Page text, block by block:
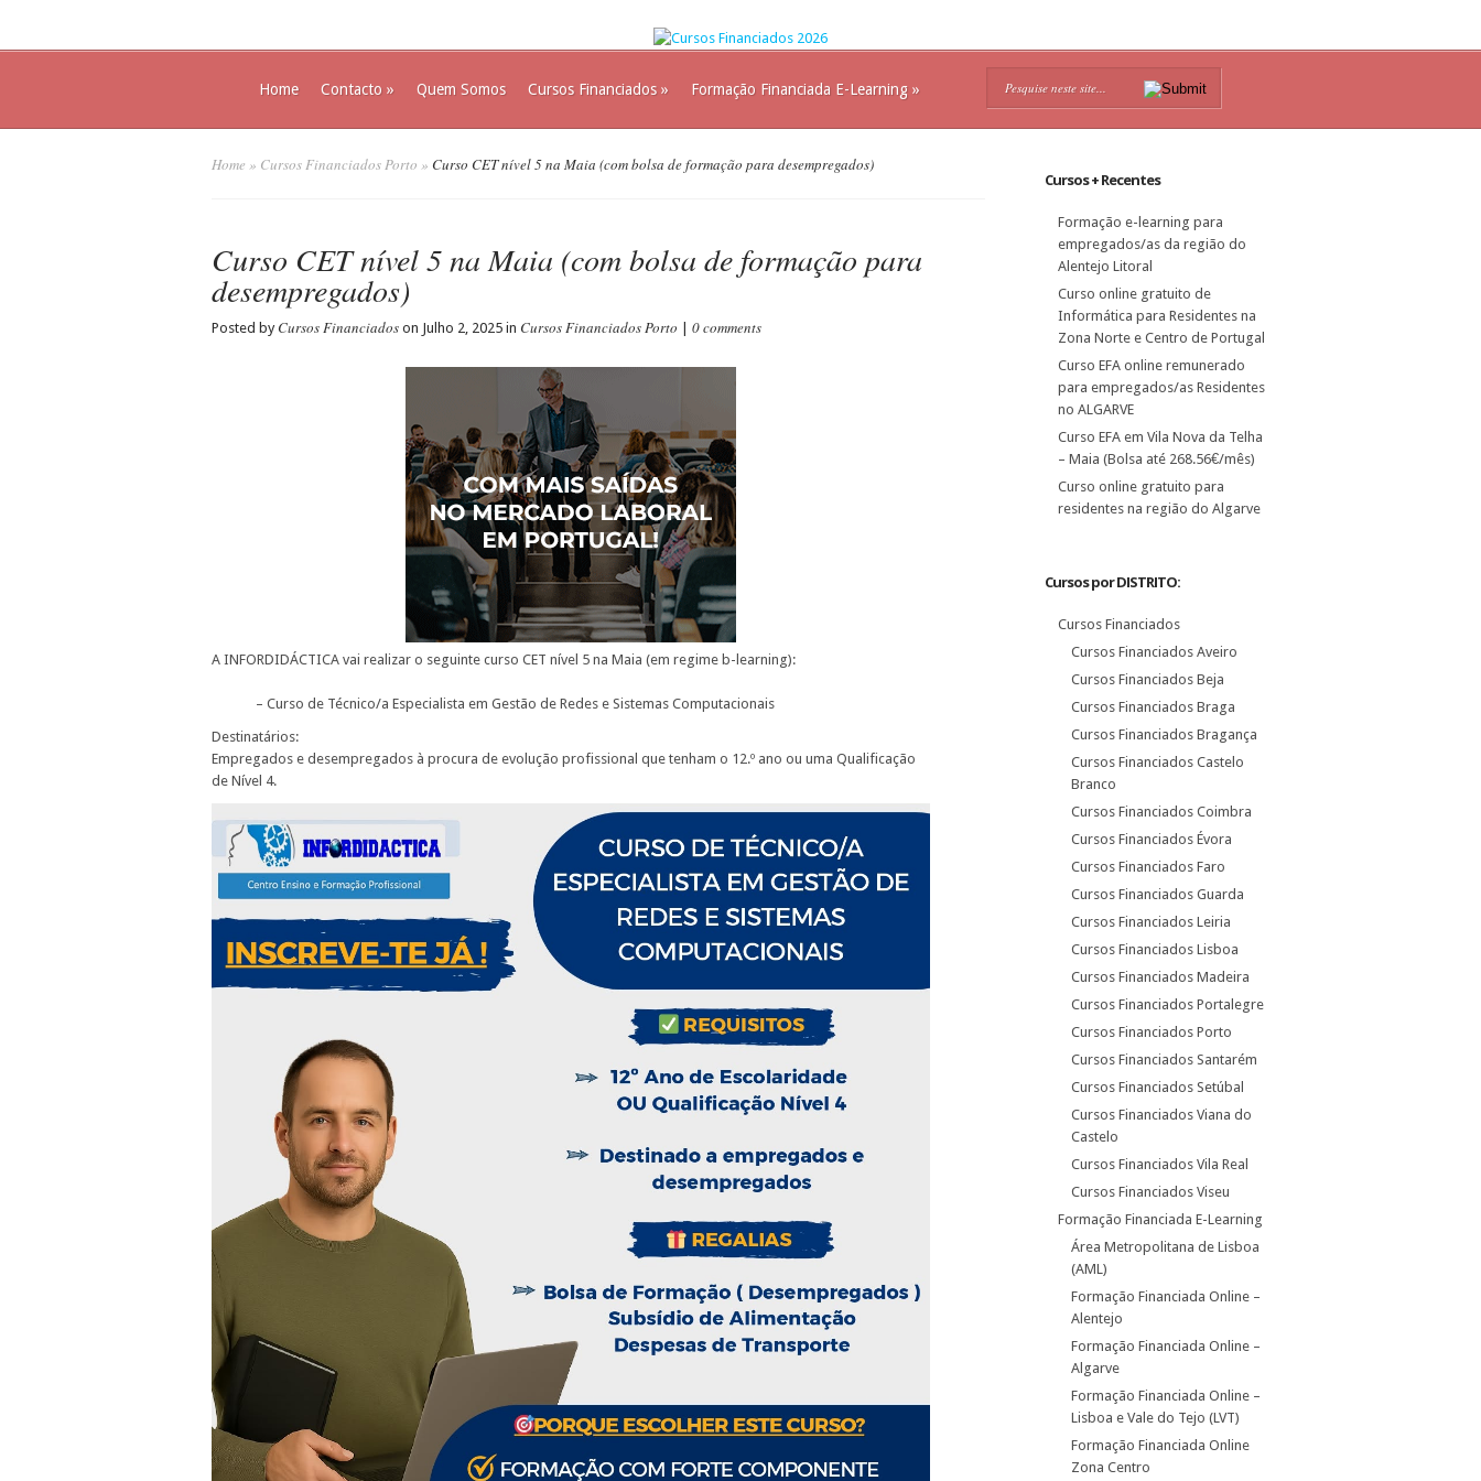
Home Contacto » Quem Somos Cursos Financiados» Formação Financiada E-Learning »
Home » Cursos Financiados Porto » Curso CET nível 5 na Maia (com bolsa de formação para desempregados)
Curso CET nível 5 na Maia (com bolsa de formação para
desempregados)
Posted by Cursos Financiados on Julho 2, 2025 in Cursos Financiados Porto 0 comments
A INFORDIDÁCTICA vai realizar o seguinte curso CET nível 5 na Maia (em regime b-learning):
– Curso de Técnico/a Especialista em Gestão de Redes e Sistemas Computacionais
Destinatários:
Empregados e desempregados à procura de evolução profissional que tenham o 12.º ano ou uma Qualificação
de Nível 4.
Cursos + Recentes
Formação e-learning para
empregados/as da região do
Alentejo Litoral
Curso online gratuito de
Informática para Residentes na
Zona Norte e Centro de Portugal
Curso EFA online remunerado
para empregados/as Residentes
no ALGARVE
Curso EFA em Vila Nova da Telha
– Maia (Bolsa até 268.56€/mês)
Curso online gratuito para
residentes na região do Algarve
Cursos por DISTRITO:
Cursos Financiados
Cursos Financiados Aveiro
Cursos Financiados Beja
Cursos Financiados Braga
Cursos Financiados Bragança
Cursos Financiados Castelo
Branco
Cursos Financiados Coimbra
Cursos Financiados Évora
Cursos Financiados Faro
Cursos Financiados Guarda
Cursos Financiados Leiria
Cursos Financiados Lisboa
Cursos Financiados Madeira
Cursos Financiados Portalegre
Cursos Financiados Porto
Cursos Financiados Santarém
Cursos Financiados Setúbal
Cursos Financiados Viana do
Castelo
Cursos Financiados Vila Real
Cursos Financiados Viseu
Formação Financiada E-Learning
Área Metropolitana de Lisboa
(AML)
Formação Financiada Online –
Alentejo
Formação Financiada Online –
Algarve
Formação Financiada Online –
Lisboa e Vale do Tejo (LVT)
Formação Financiada Online
Zona Centro